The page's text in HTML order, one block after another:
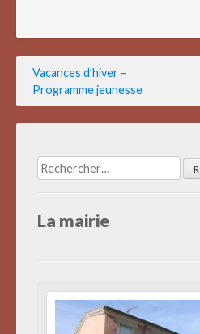
Navigation
de
l’article
Vacances d’hiver –
Programme jeunesse
Rechercher :
La mairie